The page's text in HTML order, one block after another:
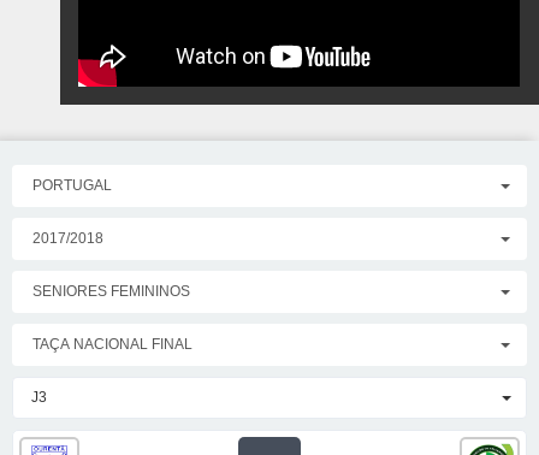
PORTUGAL
2017/2018
SENIORES FEMININOS
TAÇA NACIONAL FINAL
J3